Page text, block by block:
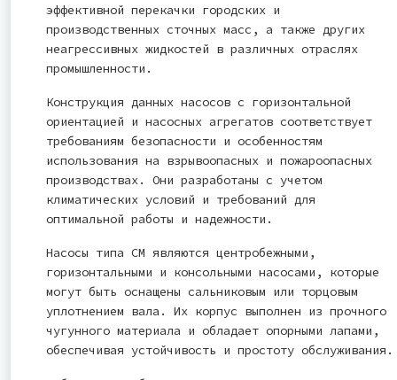
эффективной перекачки городских и
производственных сточных масс, а также других
неагрессивных жидкостей в различных отраслях
промышленности.
Конструкция данных насосов с горизонтальной
ориентацией и насосных агрегатов соответствует
требованиям безопасности и особенностям
использования на взрывоопасных и пожароопасных
производствах. Они разработаны с учетом
климатических условий и требований для
оптимальной работы и надежности.
Насосы типа СМ являются центробежными,
горизонтальными и консольными насосами, которые
могут быть оснащены сальниковым или торцовым
уплотнением вала. Их корпус выполнен из прочного
чугунного материала и обладает опорными лапами,
обеспечивая устойчивость и простоту обслуживания.